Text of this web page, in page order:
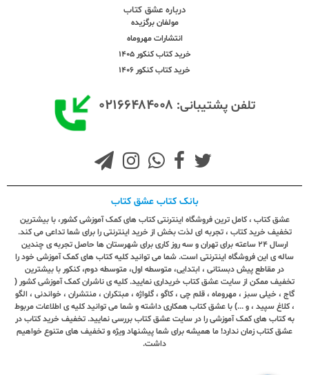
درباره عشق کتاب
مولفان برگزیده
انتشارات مهروماه
خرید کتاب کنکور 1405
خرید کتاب کنکور 1406
تلفن پشتیبانی: ۰۲۱۶۶۴۸۴۰۰۸
بانک کتاب عشق کتاب
عشق کتاب ، کامل ترین فروشگاه اینترنتی کتاب های کمک آموزشی کشور، با بیشترین
تخفیف خرید کتاب ، تجربه ای لذت بخش از خرید اینترنتی را برای شما تداعی می کند.
ارسال ٢٤ ساعته برای تهران و سه روز کاری برای شهرستان ها حاصل تجربه ی چندین
ساله ی این فروشگاه اینترنتی است. شما می توانید کلیه کتاب های کمک آموزشی خود را
در مقاطع پیش دبستانی ، ابتدایی، متوسطه اول، متوسطه دوم، کنکور با بیشترین
تخفیف ممکن از سایت عشق کتاب خریداری نمایید. کلیه ی ناشران کمک آموزشی کشور (
گاج ، خیلی سبز ، مهروماه ، قلم چی ، کاگو ، گلواژه ، مبتکران ، منتشران ، خواندنی ، الگو
، کلاغ سپید ، و ...) با عشق کتاب همکاری داشته و شما می توانید کلیه ی اطلاعات مربوط
به کتاب های کمک آموزشی را در سایت عشق کتاب بررسی نمایید. تخفیف خرید کتاب در
عشق کتاب زمان ندارد! ما همیشه برای شما پیشنهاد ویژه و تخفیف های متنوع خواهیم
داشت.